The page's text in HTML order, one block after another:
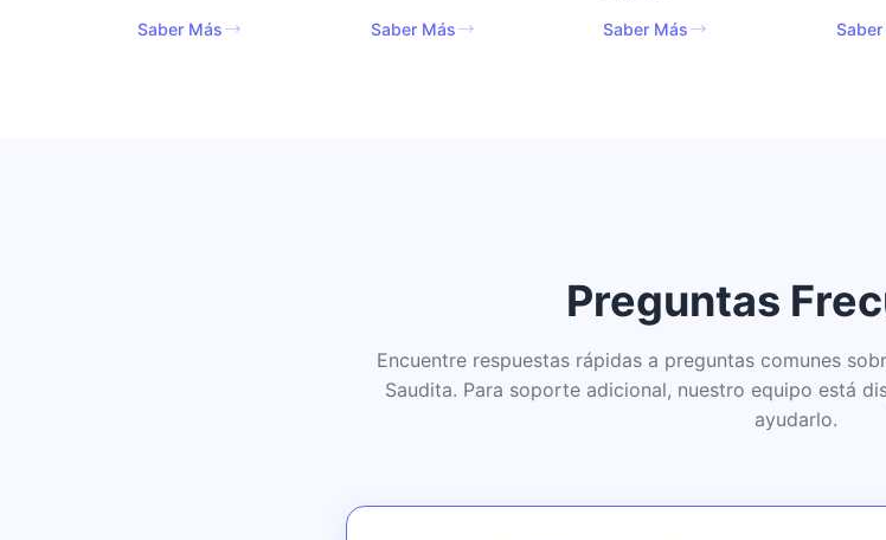
Saber Más Saber Más Saber Más
Preguntas
Encuentre respuestas rápidas a preguntas comunes
Saudita. Para soporte adicional, nuestro equipo está
ayudarlo.